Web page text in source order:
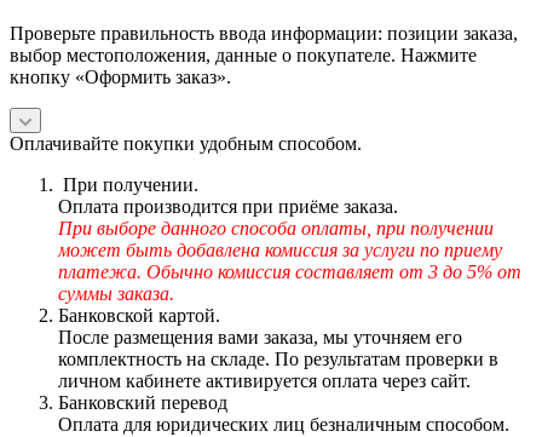
Проверьте правильность ввода информации: позиции заказа,
выбор местоположения, данные о покупателе. Нажмите
кнопку «Оформить заказ».
Оплачивайте покупки удобным способом.
При получении.
Оплата производится при приёме заказа.
При выборе данного способа оплаты, при получении
может быть добавлена комиссия за услуги по приему
платежа. Обычно комиссия составляет от 3 до 5% от
суммы заказа.
Банковской картой.
После размещения вами заказа, мы уточняем его
комплектность на складе. По результатам проверки в
личном кабинете активируется оплата через сайт.
Банковский перевод
Оплата для юридических лиц безналичным способом.